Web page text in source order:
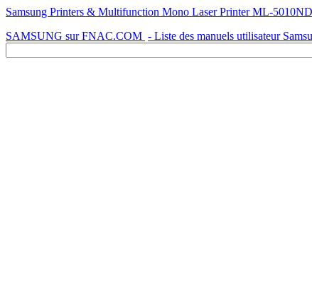
Samsung Printers & Multifunction Mono Laser Printer ML-
SAMSUNG sur FNAC.COM - Liste des manuels utilisateur